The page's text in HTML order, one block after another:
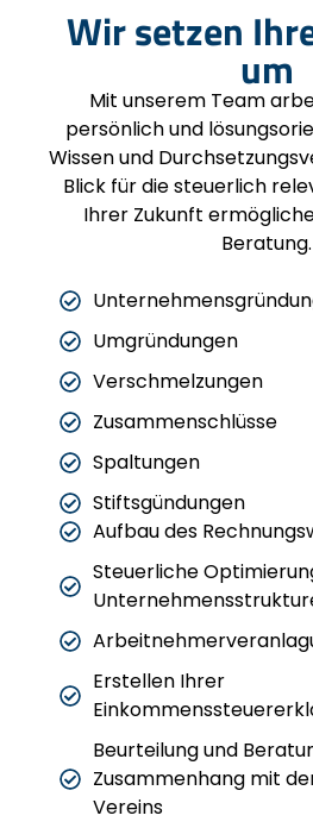
Wir setzen
um
Mit unserem Team
persönlich und
Wissen und
Blick für die steuerlich
Ihrer Zukunft
Beratung.
Umgründungen
Verschmelzungen
Zusammenschlüsse
Spaltungen
Stiftsgündungen
Aufbau des
Steuerliche
Erstellen Ihrer
Beurteilung und
Zusammenhang mit
Vereins